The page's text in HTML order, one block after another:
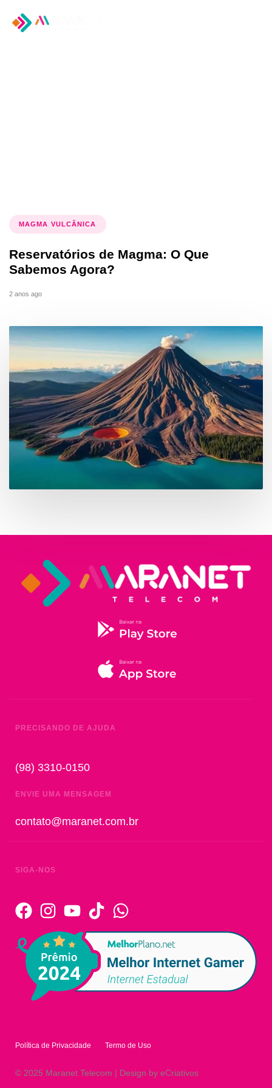
MAGMA VULCÂNICA
Reservatórios de Magma: O Que
Sabemos Agora?
2 anos ago
PRECISANDO DE AJUDA
(98) 3310-0150
ENVIE UMA MENSAGEM
contato@maranet.com.br
SIGA-NOS
Política de Privacidade Termo de Uso
© 2025 Maranet Telecom | Design by eCriativos